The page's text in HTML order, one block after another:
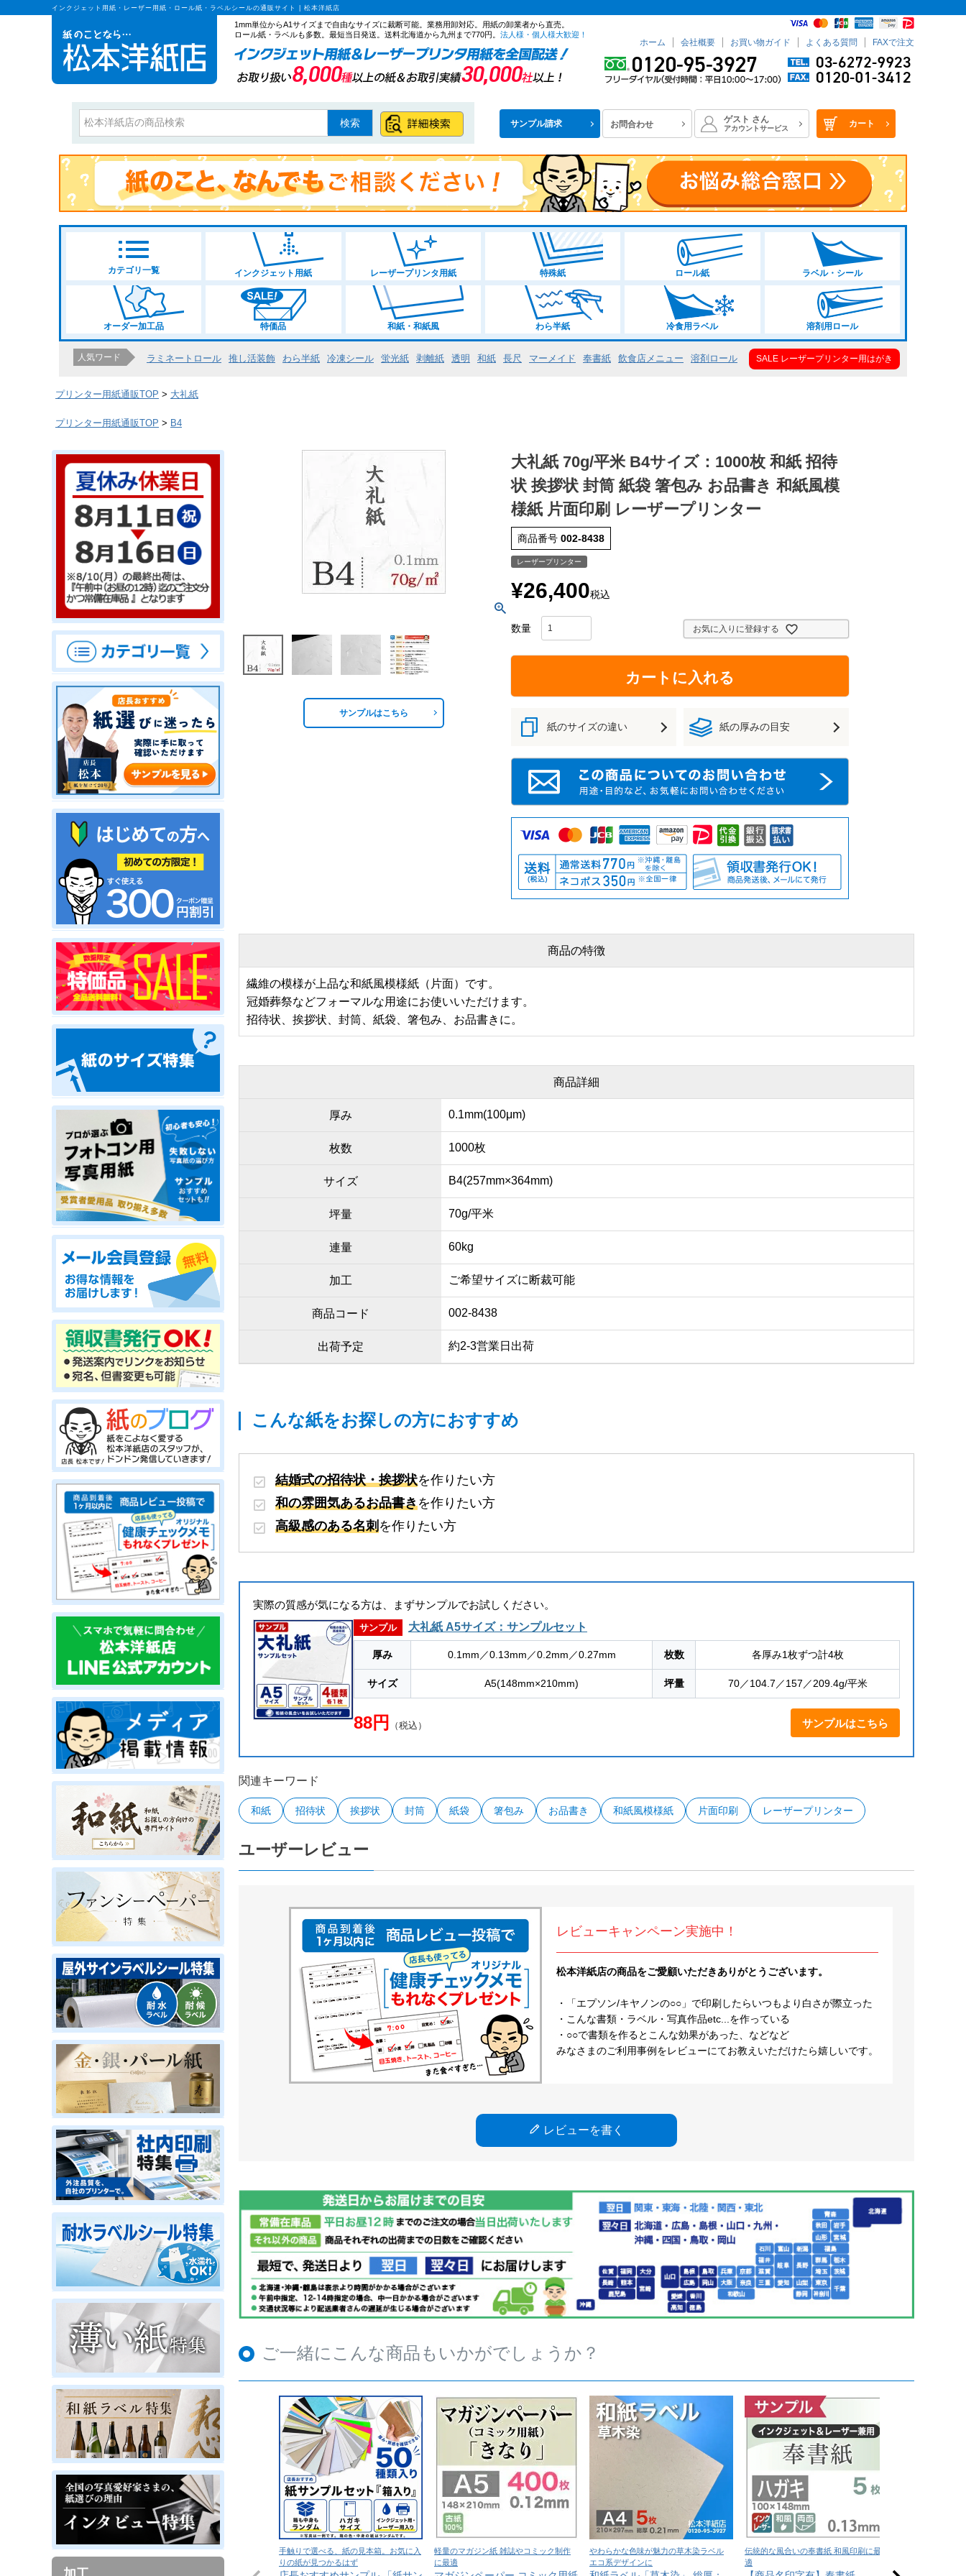
インクジェット用紙・レーザー用紙・ロール紙・ラベルシールの通販サイト | 松本洋紙店
1mm単位からA1サイズまで自由なサイズに裁断可能。業務用卸対応。用紙の卸業者から直売。
ロール紙・ラベルも多数。最短当日発送。送料北海道から九州まで770円。 法人様・個人様大歓迎！
ホーム 会社概要 お買い物ガイド よくある質問 FAXで注文
サンプル請求 お問合わせ ゲスト さん
アカウントサービス カート
検索
カテゴリ一覧 インクジェット用紙 レーザープリンタ用紙 特殊紙 ロール紙 ラベル・シール
オーダー加工品 特価品 和紙・和紙風 わら半紙 冷食用ラベル 溶剤用ロール
人気ワード ラミネートロール 推し活装飾 わら半紙 冷凍シール 蛍光紙 剥離紙 透明 和紙 長尺 マーメイド 奉書紙 飲食店メニュー 溶剤ロール SALE レーザープリンター用はがき
プリンター用紙通販TOP 大礼紙
プリンター用紙通販TOP B4
サンプルはこちら
大礼紙 70g/平米 B4サイズ：1000枚 和紙 招待
状 挨拶状 封筒 紙袋 箸包み お品書き 和紙風模
様紙 片面印刷 レーザープリンター
商品番号 002-8438
レーザープリンター
¥26,400税込
お気に入りに登録する
カートに入れる
紙のサイズの違い 紙の厚みの目安
商品の特徴
繊維の模様が上品な和紙風模様紙（片面）です。
冠婚葬祭などフォーマルな用途にお使いいただけます。
招待状、挨拶状、封筒、紙袋、箸包み、お品書きに。
商品詳細
厚み 0.1mm(100μm)
枚数 1000枚
サイズ B4(257mm×364mm)
坪量 70g/平米
連量 60kg
加工 ご希望サイズに断裁可能
商品コード 002-8438
出荷予定 約2-3営業日出荷
こんな紙をお探しの方におすすめ
結婚式の招待状・挨拶状を作りたい方
和の雰囲気あるお品書きを作りたい方
高級感のある名刺を作りたい方
実際の質感が気になる方は、まずサンプルでお試しください。
サンプル 大礼紙 A5サイズ：サンプルセット
厚み 0.1mm／0.13mm／0.2mm／0.27mm 枚数 各厚み1枚ずつ計4枚
サイズ A5(148mm×210mm) 坪量 70／104.7／157／209.4g/平米
88円 （税込） サンプルはこちら
関連キーワード
和紙 招待状 挨拶状 封筒 紙袋 箸包み お品書き 和紙風模様紙 片面印刷 レーザープリンター
ユーザーレビュー
レビューキャンペーン実施中！
松本洋紙店の商品をご愛顧いただきありがとうございます。
・「エプソン/キヤノンの○○」で印刷したらいつもより白さが際立った
・こんな書類・ラベル・写真作品etc...を作っている
・○○で書類を作るとこんな効果があった、などなど
みなさまのご利用事例をレビューにてお教えいただけたら嬉しいです。
レビューを書く
ご一緒にこんな商品もいかがでしょうか？
手触りで選べる、紙の見本箱。お気に入
りの紙が見つかるはず
軽量のマガジン紙 雑誌やコミック制作
に最適
やわらかな色味が魅力の草木染ラベル
エコ系デザインに
伝統的な風合いの奉書紙 和風印刷に最
適